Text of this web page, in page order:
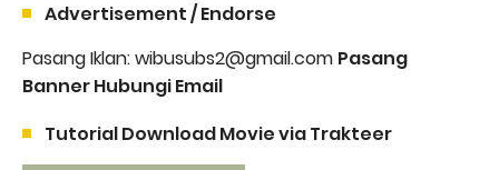
Advertisement / Endorse
Pasang Iklan: wibusubs2@gmail.com Pasang
Banner Hubungi Email
Tutorial Download Movie via Trakteer